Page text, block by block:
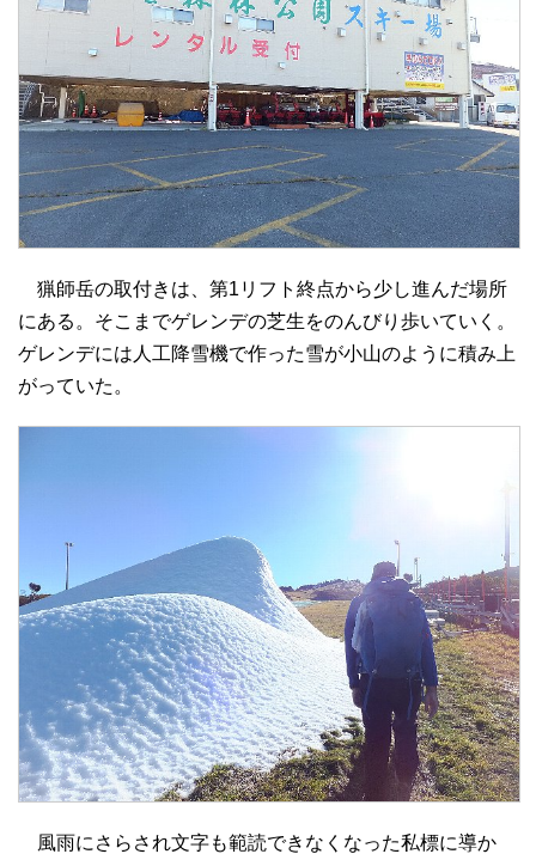
猟師岳の取付きは、第1リフト終点から少し進んだ場所
にある。そこまでゲレンデの芝生をのんびり歩いていく。
ゲレンデには人工降雪機で作った雪が小山のように積み上
がっていた。
風雨にさらされ文字も範読できなくなった私標に導か